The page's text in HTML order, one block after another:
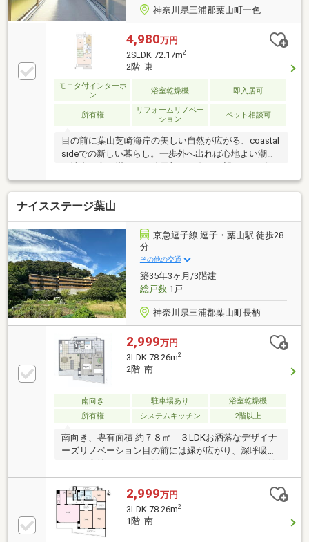
神奈川県三浦郡葉山町一色
4,980万円
2SLDK 72.17m2
2階 東
モニタ付インターホ
ン
浴室乾燥機 即入居可
所有権
リフォームリノベー
ション
ペット相談可
目の前に葉山芝崎海岸の美しい自然が広がる、coastal
sideでの新しい暮らし。一歩外へ出れば心地よい潮風
ーラウンジも用意されています。室内は2025年9月に
新規内装フルリフォームを完了したばかりの、モダン
で清潔感あふれる住空間。約11.3帖の開放的なLDKを
中心に、食洗機付きのシステムキッチンや機能的な水
回りが日々の暮らしをスタイリッシュにサポートしま
す。海上がりに嬉しいシャワーやサーフボード置場、
ペット飼育可というスペックも、葉山ならではのアク
ティブで優しいライフスタイルを叶えてくれる大切な
要素です。
ナイスステージ葉山
京急逗子線 逗子・葉山駅 徒歩28
分
その他の交通
築35年3ヶ月/3階建
総戸数1戸
神奈川県三浦郡葉山町長柄
2,999万円
3LDK 78.26m2
2階 南
南向き 駐車場あり
浴室乾燥機
所有権
システムキッチン 2階以上
南向き、専有面積 約７８㎡ ３LDKお洒落なデザイナ
ーズリノベーション目の前には緑が広がり、深呼吸と
ともに心地よい一日を始めていただける、そんな素敵
なマンションのご紹介です。
2,999万円
3LDK 78.26m2
1階 南